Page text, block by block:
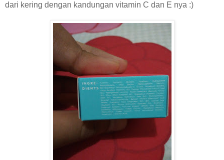
dari kering dengan kandungan vitamin C dan E nya :)